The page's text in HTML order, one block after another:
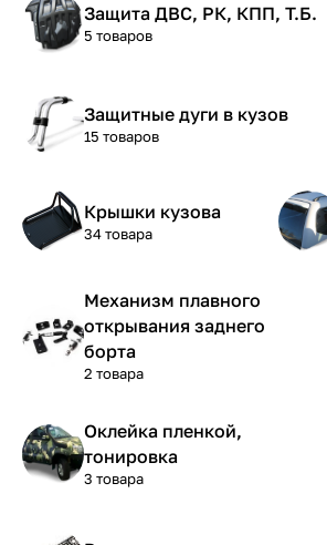
Защита ДВС, РК, КПП, Т.Б.
5 товаров
Защитные дуги в кузов
15 товаров
Крышки кузова
34 товара
Механизм плавного
открывания заднего
борта
2 товара
Оклейка пленкой,
тонировка
3 товара